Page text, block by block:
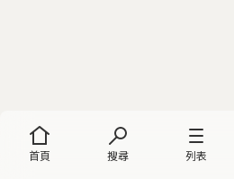
首頁 搜尋 列表